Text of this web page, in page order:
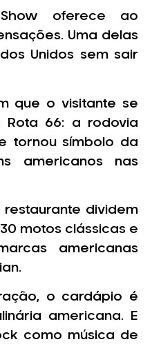
oferece ao
Uma delas
Unidos sem sair
que o visitante se
66: a rodovia
tornou símbolo da
americanos nas
dividem
motos clássicas e
americanas
o cardápio é
americana. E
como música de